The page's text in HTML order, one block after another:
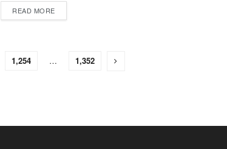
READ MORE
1,254 … 1,352